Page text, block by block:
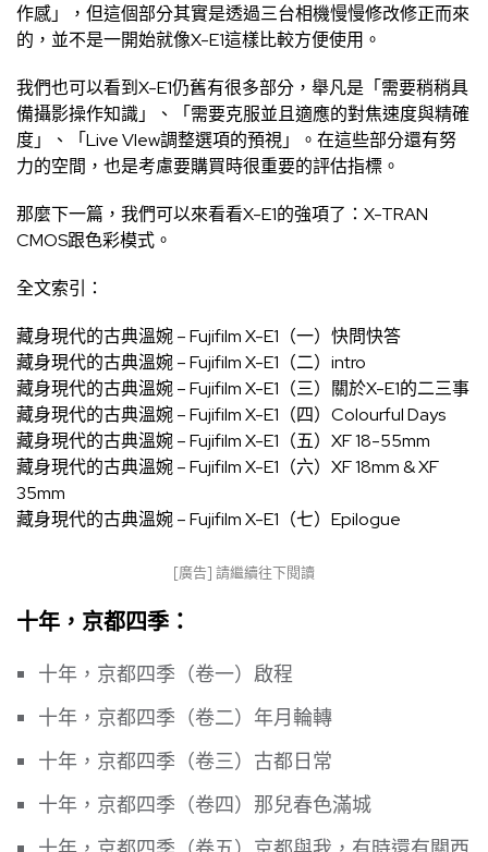
作感」，但這個部分其實是透過三台相機慢慢修改修正而來
的，並不是一開始就像X-E1這樣比較方便使用。
我們也可以看到X-E1仍舊有很多部分，舉凡是「需要稍稍具
備攝影操作知識」、「需要克服並且適應的對焦速度與精確
度」、「Live VIew調整選項的預視」。在這些部分還有努
力的空間，也是考慮要購買時很重要的評估指標。
那麼下一篇，我們可以來看看X-E1的強項了：X-TRAN
CMOS跟色彩模式。
全文索引：
藏身現代的古典溫婉 – Fujifilm X-E1（一）快問快答
藏身現代的古典溫婉 – Fujifilm X-E1（二）intro
藏身現代的古典溫婉 – Fujifilm X-E1（三）關於X-E1的二三事
藏身現代的古典溫婉 – Fujifilm X-E1（四）Colourful Days
藏身現代的古典溫婉 – Fujifilm X-E1（五）XF 18-55mm
藏身現代的古典溫婉 – Fujifilm X-E1（六）XF 18mm & XF
35mm
藏身現代的古典溫婉 – Fujifilm X-E1（七）Epilogue
[廣告] 請繼續往下閱讀
十年，京都四季：
十年，京都四季（卷一）啟程
十年，京都四季（卷二）年月輪轉
十年，京都四季（卷三）古都日常
十年，京都四季（卷四）那兒春色滿城